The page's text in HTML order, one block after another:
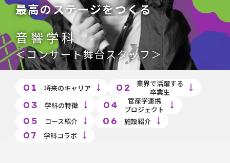
最高のステージをつくる
音響学科
＜コンサート舞台スタッフ＞
01 将来のキャリア 02
業界で活躍する
卒業生
03 学科の特徴 04
官産学連携
プロジェクト
05 コース紹介 06 施設紹介
07 学科コラボ